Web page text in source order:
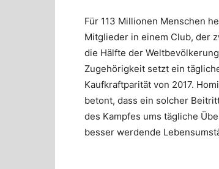
Für 113 Millionen Menschen
Mitglieder in einem Club, der
die Hälfte der
Zugehörigkeit setzt ein
Kaufkraftparität von 2017.
betont, dass ein solcher
des Kampfes ums tägliche
besser werdende